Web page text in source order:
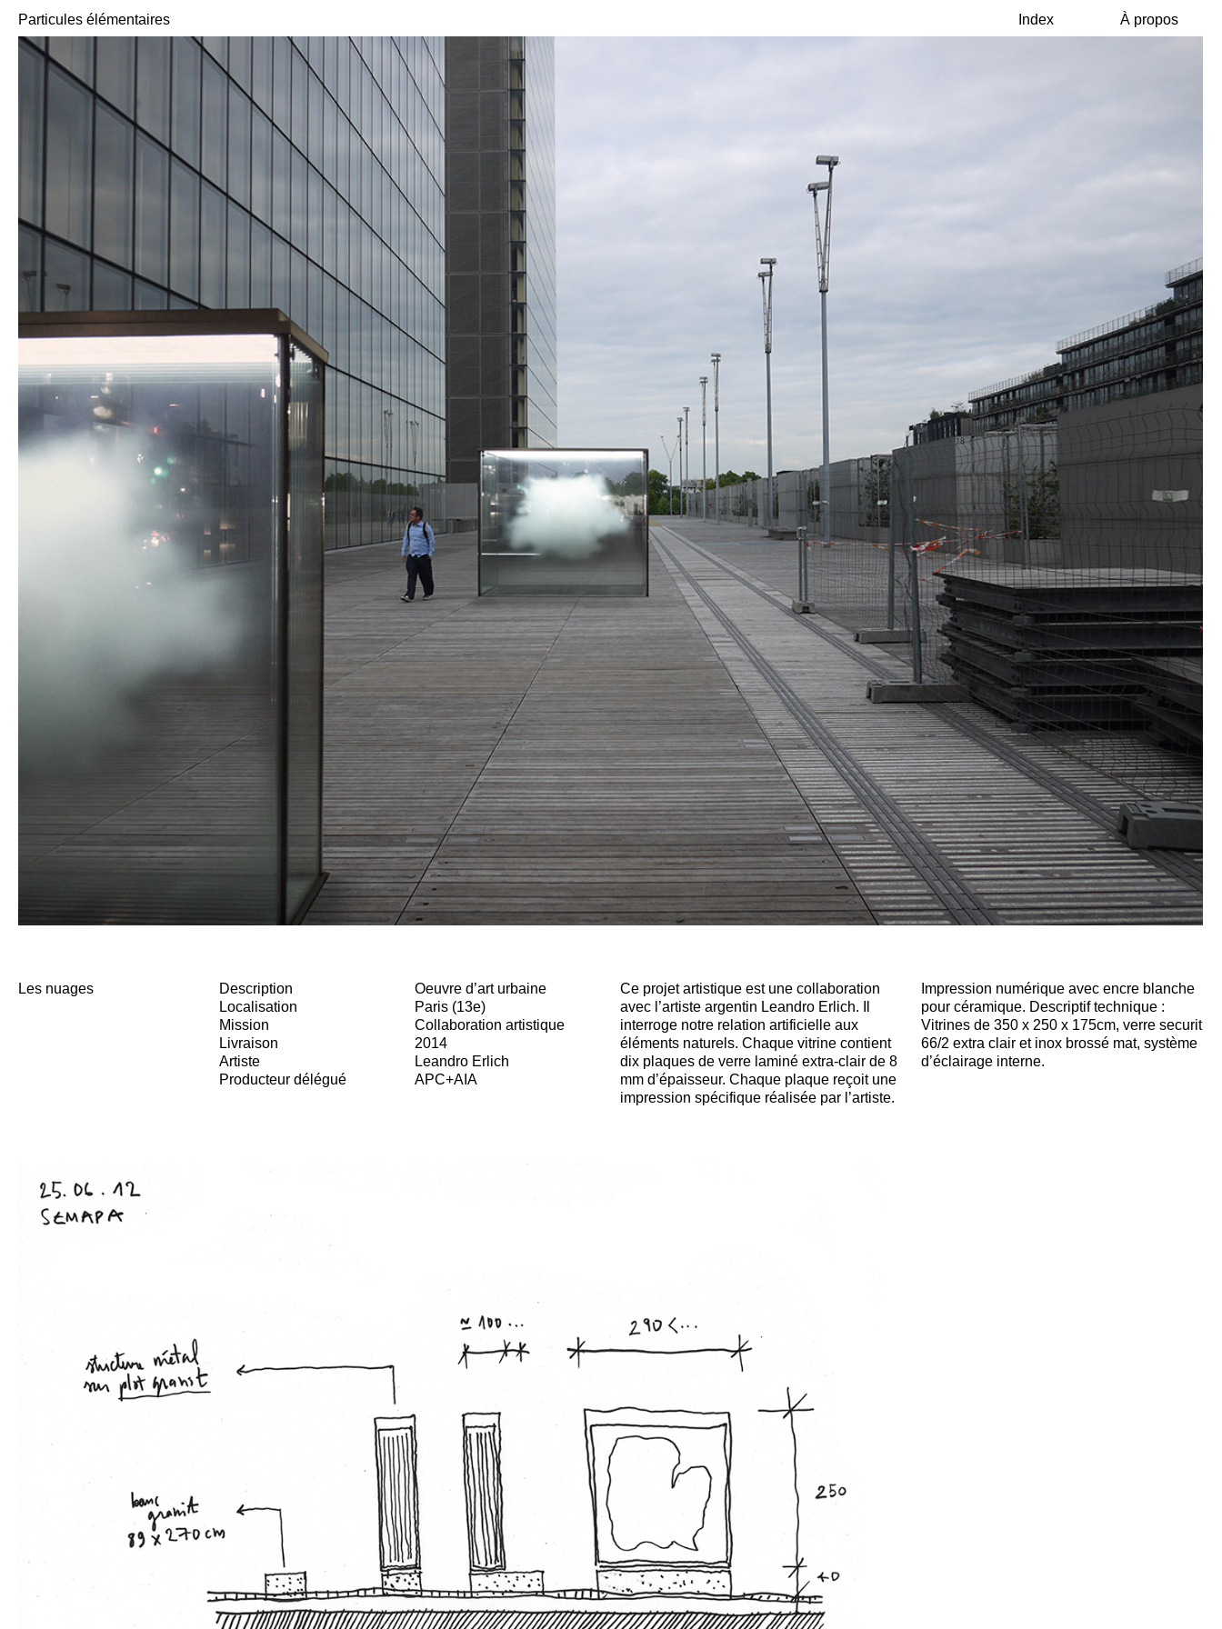
Particules élémentaires Index À propos
Les nuages Description
Oeuvre d’art urbaine
Localisation
Paris (13e)
Mission
Collaboration artistique
Livraison
2014
Artiste
Leandro Erlich
Producteur délégué
APC+AIA
Ce projet artistique est une collaboration
avec l’artiste argentin Leandro Erlich. Il
interroge notre relation artificielle aux
éléments naturels. Chaque vitrine contient
dix plaques de verre laminé extra-clair de 8
mm d’épaisseur. Chaque plaque reçoit une
impression spécifique réalisée par l’artiste.
Impression numérique avec encre blanche
pour céramique. Descriptif technique :
Vitrines de 350 x 250 x 175cm, verre securit
66/2 extra clair et inox brossé mat, système
d’éclairage interne.